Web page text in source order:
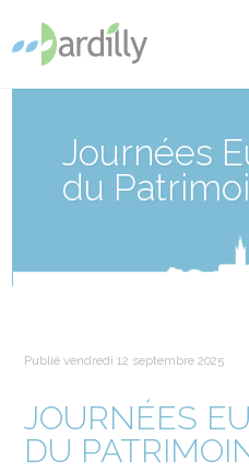
Journées
du
Publié vendredi 12 septembre 2025
JOURNÉES
DU